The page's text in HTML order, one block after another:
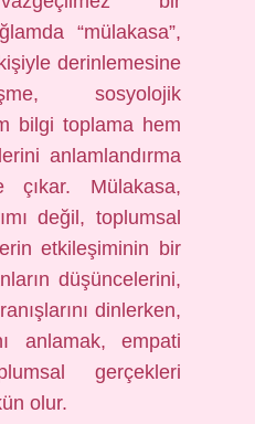
“mülakasa”,
derinlemesine
sosyolojik
bilgi toplama hem
anlamlandırma
çıkar. Mülakasa,
değil, toplumsal
etkileşiminin bir
düşüncelerini,
dinlerken,
anlamak, empati
gerçekleri
olur.